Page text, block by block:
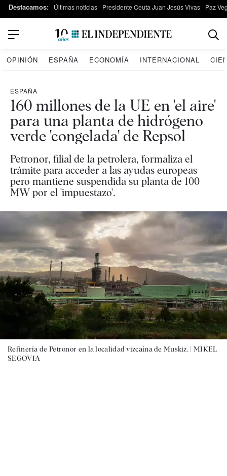
Destacamos: Últimas noticias Presidente Ceuta Juan Jesús Vivas Paz
OPINIÓN ESPAÑA ECONOMÍA INTERNACIONAL
ESPAÑA
160 millones de la UE en 'el aire'
para una planta de hidrógeno
verde 'congelada' de Repsol
Petronor, filial de la petrolera, formaliza el
trámite para acceder a las ayudas europeas
pero mantiene suspendida su planta de 100
MW por el 'impuestazo'.
Refinería de Petronor en la localidad vizcaína de Muskiz. | MIKEL
SEGOVIA